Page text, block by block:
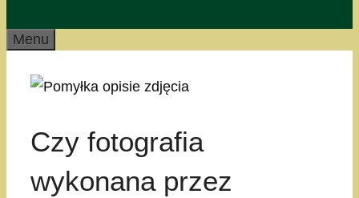
Menu
Czy fotografia
wykonana przez